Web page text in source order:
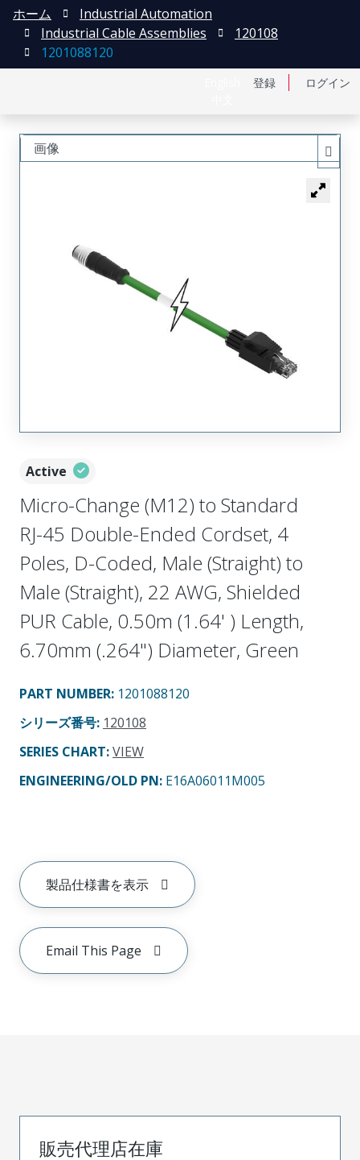
登録 ログイン
ホーム
Industrial Automation
Industrial Cable Assemblies
120108
1201088120
Active
Micro-Change (M12) to Standard
RJ-45 Double-Ended Cordset, 4
Poles, D-Coded, Male (Straight) to
Male (Straight), 22 AWG, Shielded
PUR Cable, 0.50m (1.64' ) Length,
6.70mm (.264") Diameter, Green
PART NUMBER: 1201088120
シリーズ番号: 120108
SERIES CHART:VIEW
ENGINEERING/OLD PN: E16A06011M005
製品仕様書を表示
Email This Page
画像
販売代理店在庫